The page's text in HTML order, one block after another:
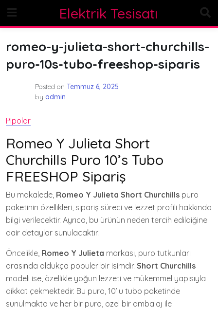
content
Elektrik Tesisatı
romeo-y-julieta-short-churchills-
puro-10s-tubo-freeshop-siparis
Posted on Temmuz 6, 2025
by admin
Pipolar
Romeo Y Julieta Short
Churchills Puro 10’s Tubo
FREESHOP Sipariş
Bu makalede, Romeo Y Julieta Short Churchills puro
paketinin özellikleri, sipariş süreci ve lezzet profili hakkında
bilgi verilecektir. Ayrıca, bu ürünün neden tercih edildiğine
dair detaylar sunulacaktır.
Öncelikle, Romeo Y Julieta markası, puro tutkunları
arasında oldukça popüler bir isimdir. Short Churchills
modeli ise, özellikle yoğun lezzeti ve mükemmel yapısıyla
dikkat çekmektedir. Bu puro, 10’lu tubo paketinde
sunulmakta ve her bir puro, özel bir ambalaj ile